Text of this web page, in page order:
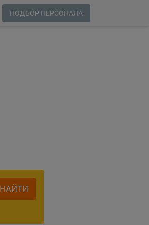
ПОДБОР ПЕРСОНАЛА
НАЙТИ